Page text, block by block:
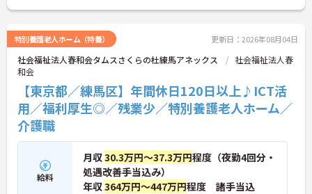
ださい。
特別養護老人ホーム（特養） 更新日：2026年08月04日
社会福祉法人春和会タムスさくらの杜練馬アネックス
社会福祉法人春
和会
【東京都／練馬区】年間休日120日以上♪ICT活
用／福利厚生◎／残業少／特別養護老人ホーム／
介護職
給料
月収30.3万円～37.3万円程度（夜勤4回分・
処遇改善手当込み）
年収364万円～447万円程度 諸手当込